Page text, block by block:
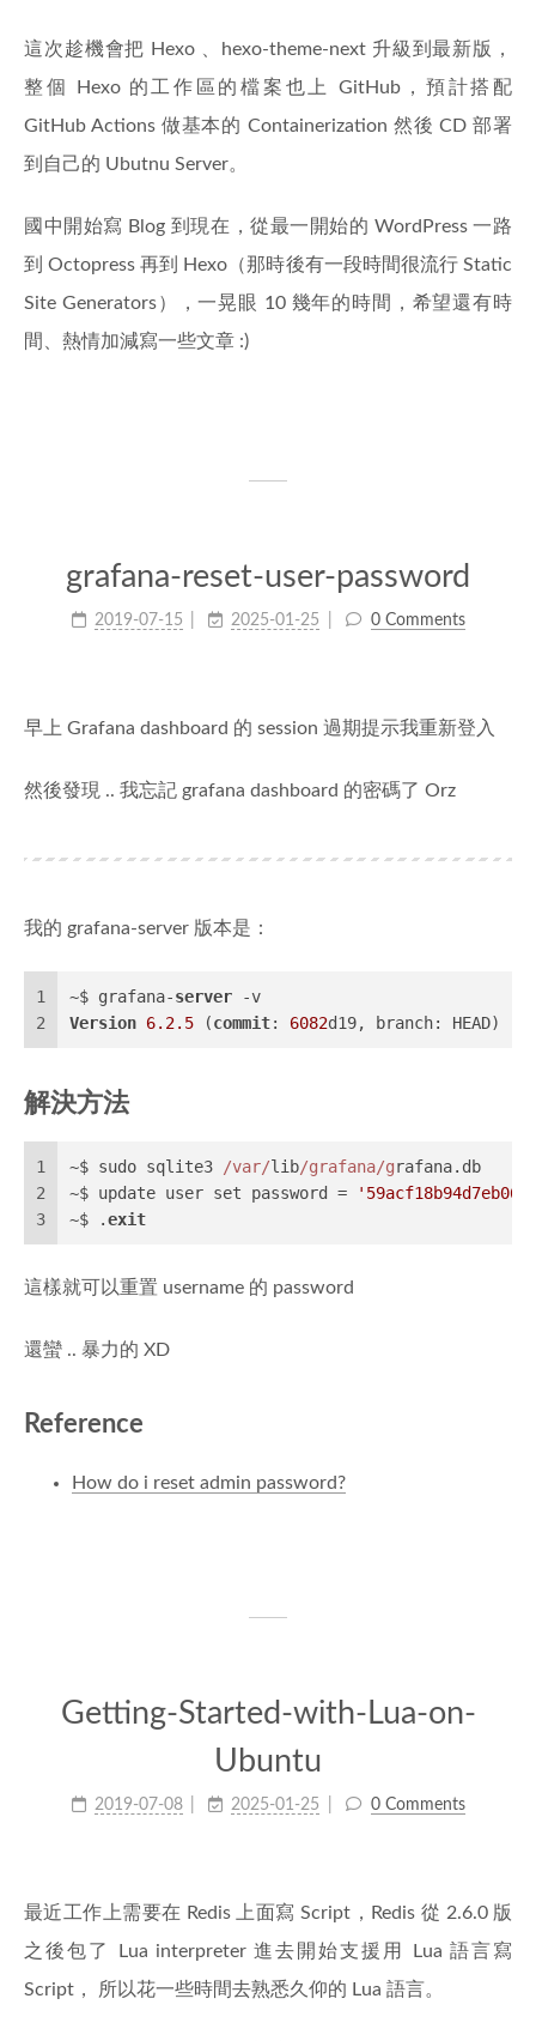
這次趁機會把 Hexo 、hexo-theme-next 升級到最新版，
整個 Hexo 的工作區的檔案也上 GitHub，預計搭配
GitHub Actions 做基本的 Containerization 然後 CD 部署
到自己的 Ubutnu Server。
國中開始寫 Blog 到現在，從最一開始的 WordPress 一路
到 Octopress 再到 Hexo（那時後有一段時間很流行 Static
Site Generators），一晃眼 10 幾年的時間，希望還有時
間、熱情加減寫一些文章 :)
grafana-reset-user-password
2019-07-15 2025-01-25 0 Comments
早上 Grafana dashboard 的 session 過期提示我重新登入
然後發現 .. 我忘記 grafana dashboard 的密碼了 Orz
我的 grafana-server 版本是：
1
2
~$ grafana-server -v
Version 6.2.5 (commit: 6082d19, branch: HEAD)
解決方法
1
2
3
~$ sudo sqlite3 /var/lib/grafana/grafana.db
~$ update user set password =
~$ .exit
這樣就可以重置 username 的 password
還蠻 .. 暴力的 XD
Reference
How do i reset admin password?
Getting-Started-with-Lua-on-
Ubuntu
2019-07-08 2025-01-25 0 Comments
最近工作上需要在 Redis 上面寫 Script，Redis 從 2.6.0 版
之後包了 Lua interpreter 進去開始支援用 Lua 語言寫
Script， 所以花一些時間去熟悉久仰的 Lua 語言。